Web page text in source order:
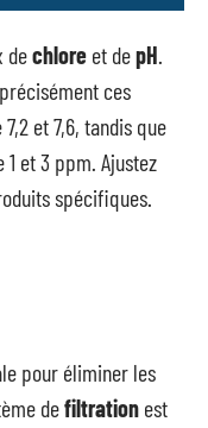
dechlore et depH.
ces
et 7,6, tandis que
et 3 ppm. Ajustez
spécifiques.
pour éliminer les
defiltration est